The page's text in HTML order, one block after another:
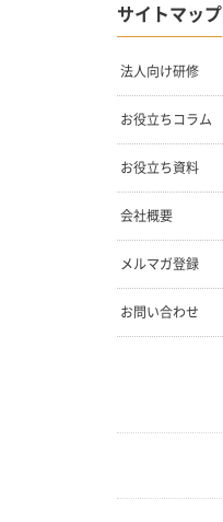
サイトマップ
法人向け研修
お役立ちコラム
お役立ち資料
会社概要
メルマガ登録
お問い合わせ